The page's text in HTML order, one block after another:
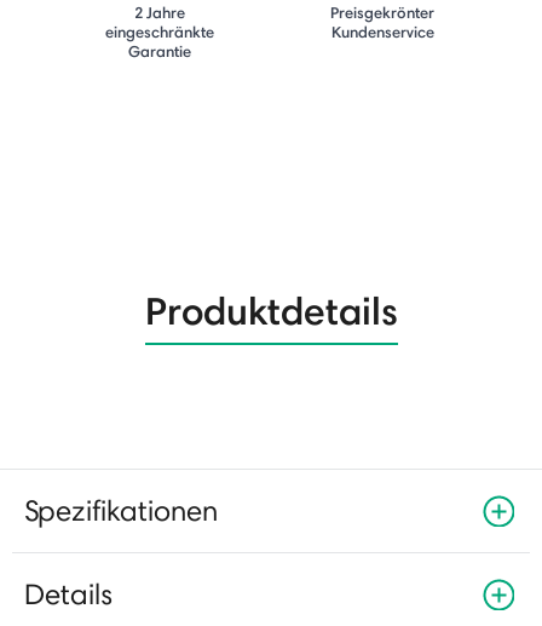
2 Jahre
eingeschränkte
Garantie
Preisgekrönter
Kundenservice
Produktdetails
Spezifikationen
Details